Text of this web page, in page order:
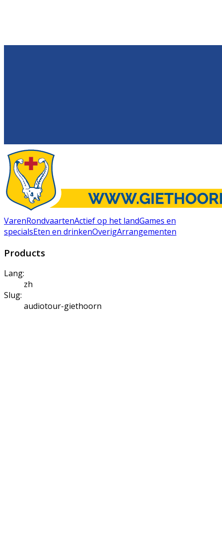
VarenRondvaartenActief op het landGames en
specialsEten en drinkenOverigArrangementen
Products
Lang:
zh
Slug:
audiotour-giethoorn